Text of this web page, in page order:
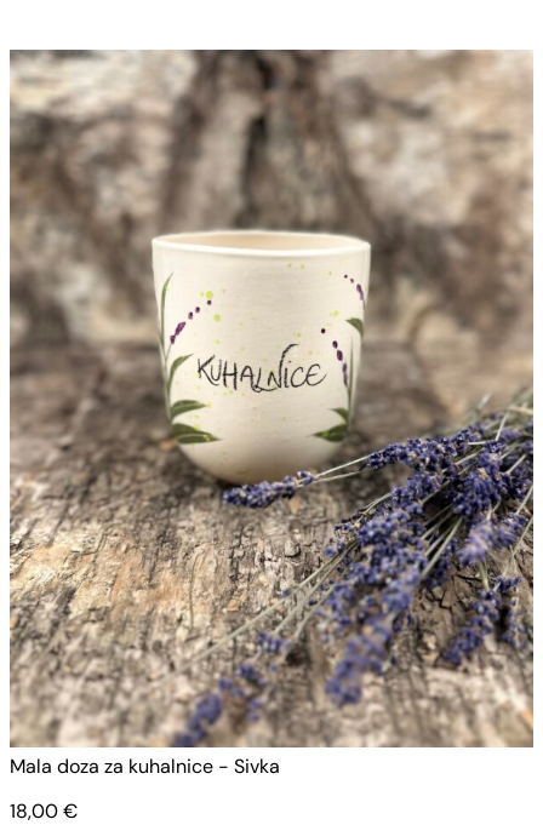
Mala doza za kuhalnice - Sivka
18,00€